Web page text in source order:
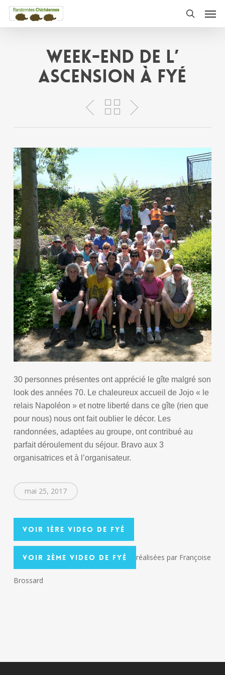
Skip
Week-end de L’
Ascension à Fyé
30 personnes présentes ont apprécié le gîte malgré son
look des années 70. Le chaleureux accueil de Jojo « le
relais Napoléon » et notre liberté dans ce gîte (rien que
pour nous) nous ont fait oublier le décor. Les
randonnées, adaptées au groupe, ont contribué au
parfait déroulement du séjour. Bravo aux 3
organisatrices et à l’organisateur.
mai 25, 2017
Voir 1ère VIDEO de Fyé
Voir 2ème VIDEO de Fyé réalisées par Françoise
Brossard